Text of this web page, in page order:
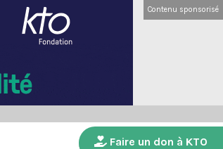
Contenu sponsorisé
Faire un don à KTO